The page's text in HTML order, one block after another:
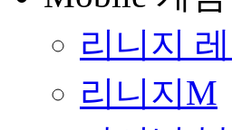
리니지
리니지M